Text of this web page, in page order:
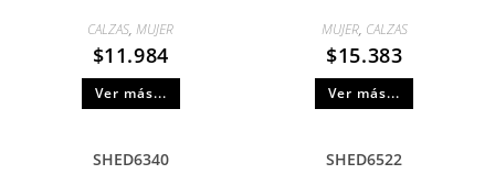
CALZAS,MUJER
$11.984
Ver más...
MUJER, CALZAS
$15.383
Ver más...
SHED6340
SHED6522